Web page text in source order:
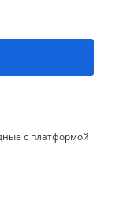
с платформой